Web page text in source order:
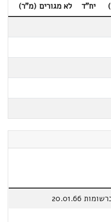
יח"ד
לא מגורים (מ"ר)
20.01.66